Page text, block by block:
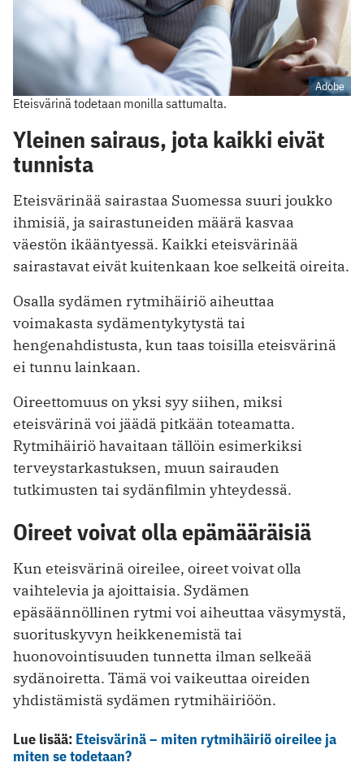
Adobe
Eteisvärinä todetaan monilla sattumalta.
Yleinen sairaus, jota kaikki eivät
tunnista
Eteisvärinää sairastaa Suomessa suuri joukko
ihmisiä, ja sairastuneiden määrä kasvaa
väestön ikääntyessä. Kaikki eteisvärinää
sairastavat eivät kuitenkaan koe selkeitä oireita.
Osalla sydämen rytmihäiriö aiheuttaa
voimakasta sydämentykytystä tai
hengenahdistusta, kun taas toisilla eteisvärinä
ei tunnu lainkaan.
Oireettomuus on yksi syy siihen, miksi
eteisvärinä voi jäädä pitkään toteamatta.
Rytmihäiriö havaitaan tällöin esimerkiksi
terveystarkastuksen, muun sairauden
tutkimusten tai sydänfilmin yhteydessä.
Oireet voivat olla epämääräisiä
Kun eteisvärinä oireilee, oireet voivat olla
vaihtelevia ja ajoittaisia. Sydämen
epäsäännöllinen rytmi voi aiheuttaa väsymystä,
suorituskyvyn heikkenemistä tai
huonovointisuuden tunnetta ilman selkeää
sydänoiretta. Tämä voi vaikeuttaa oireiden
yhdistämistä sydämen rytmihäiriöön.
Lue lisää: Eteisvärinä – miten rytmihäiriö oireilee ja
miten se todetaan?